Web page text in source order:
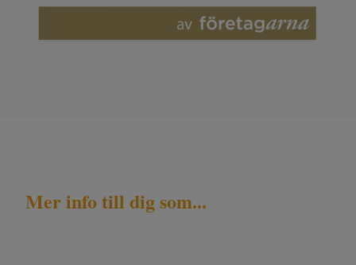
Mer info till dig som...